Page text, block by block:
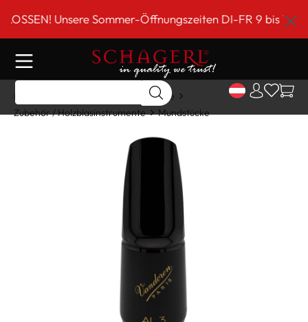
springen
Unsere Sommer-Öffnungszeiten DI-FR 9 bis 18
Home
Holzblasinstrumente
Zubehör / Holzblasinstrumente
Mundstücke